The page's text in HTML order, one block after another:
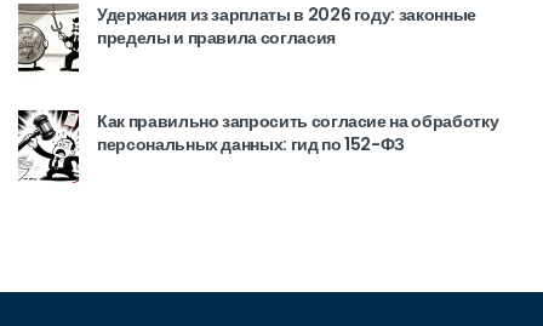
Удержания из зарплаты в 2026 году: законные
пределы и правила согласия
Как правильно запросить согласие на обработку
персональных данных: гид по 152-ФЗ